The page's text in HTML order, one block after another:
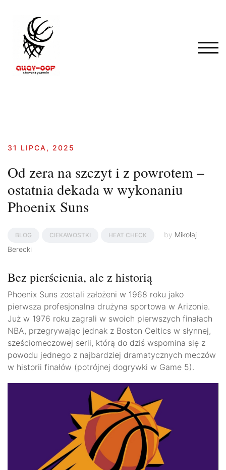
content
31 LIPCA, 2025
Od zera na szczyt i z powrotem –
ostatnia dekada w wykonaniu
Phoenix Suns
BLOG CIEKAWOSTKI HEAT CHECK by Mikołaj
Berecki
Bez pierścienia, ale z historią
Phoenix Suns zostali założeni w 1968 roku jako
pierwsza profesjonalna drużyna sportowa w Arizonie.
Już w 1976 roku zagrali w swoich pierwszych finałach
NBA, przegrywając jednak z Boston Celtics w słynnej,
sześciomeczowej serii, którą do dziś wspomina się z
powodu jednego z najbardziej dramatycznych meczów
w historii finałów (potrójnej dogrywki w Game 5).